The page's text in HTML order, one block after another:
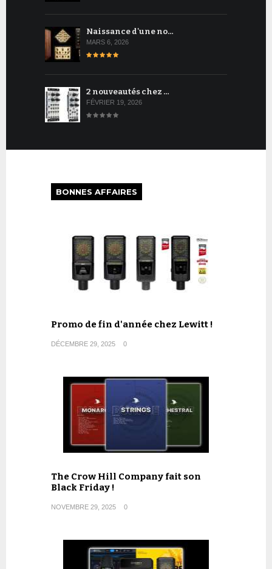
Naissance d'une no…
MARS 6, 2026
2 nouveautés chez …
FÉVRIER 19, 2026
BONNES AFFAIRES
Promo de fin d'année chez Lewitt !
DÉCEMBRE 29, 2025 0
The Crow Hill Company fait son
Black Friday !
NOVEMBRE 29, 2025 0